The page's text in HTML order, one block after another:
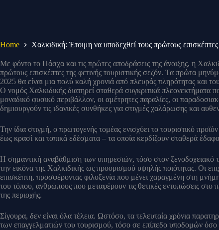
Home Χαλκιδική: Έτοιμη να υποδεχθεί τους πρώτους
Με φόντο το Πάσχα και τις πρώτες αποδράσεις της άνοιξης, η
πρώτους επισκέπτες της φετινής τουριστικής σεζόν. Τα πρώτα
2025 θα είναι μια πολύ καλή χρονιά από πλευράς πληρότητας και
Ο νομός Χαλκιδικής διατηρεί σταθερά συγκριτικά πλεονεκτήματα
μοναδικό φυσικό περιβάλλον, οι αμέτρητες παραλίες, οι
δημιουργούν τις ιδανικές συνθήκες για στιγμές χαλάρωσης και
Την ίδια στιγμή, ο πρωτογενής τομέας ενισχύει το τουριστικό
έως κρασί και τοπικά εδέσματα – τα οποία κερδίζουν σταθερά
Η σημαντική αναβάθμιση των υπηρεσιών, τόσο στον ξενοδοχειακό
την εικόνα της Χαλκιδικής ως προορισμού υψηλής ποιότητας. Οι
επισκέπτη, προσφέροντας φιλοξενία που μένει χαραγμένη στη
του τόπου, ανθρώπους που μεταφέρουν τις θετικές εντυπώσεις
της περιοχής.
Σίγουρα, δεν είναι όλα τέλεια. Ωστόσο, τα τελευταία χρόνια
των επαγγελματιών του τουρισμού, τόσο σε επίπεδο υποδομών